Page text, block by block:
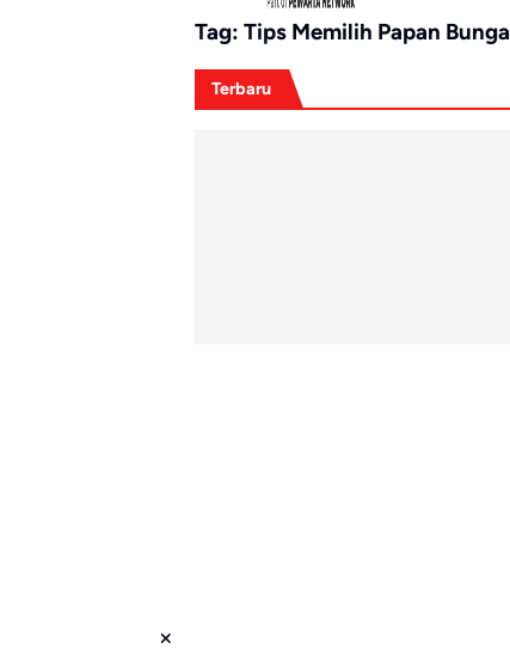
Tag: Tips Memilih Papan Bunga
Terbaru